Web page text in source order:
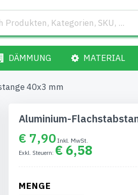
DÄMMUNG MATERIAL
40x3 mm
Aluminium-
€ 7,90
€ 6,58
MENGE